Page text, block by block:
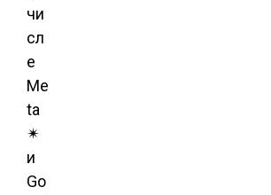
чи
сл
е
Me
ta
✴
и
Go